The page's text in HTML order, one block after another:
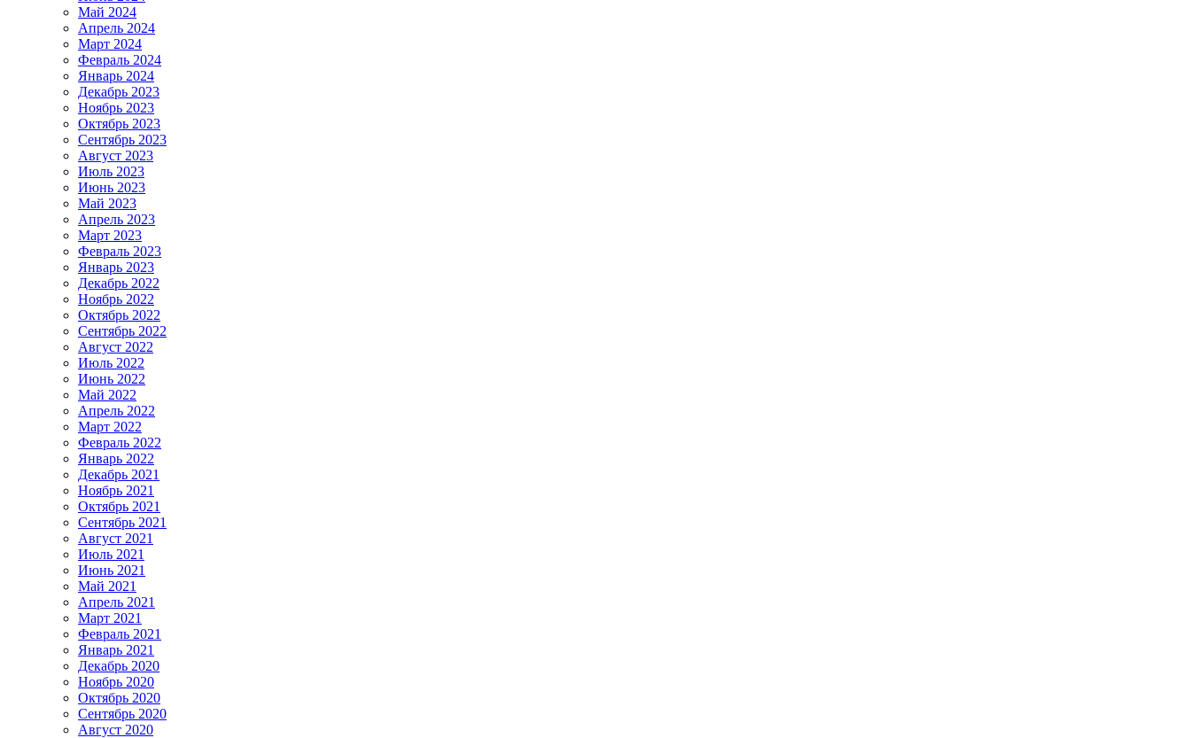
Май 2024
Апрель 2024
Март 2024
Февраль 2024
Январь 2024
Декабрь 2023
Ноябрь 2023
Октябрь 2023
Сентябрь 2023
Август 2023
Июль 2023
Июнь 2023
Май 2023
Апрель 2023
Март 2023
Февраль 2023
Январь 2023
Декабрь 2022
Ноябрь 2022
Октябрь 2022
Сентябрь 2022
Август 2022
Июль 2022
Июнь 2022
Май 2022
Апрель 2022
Март 2022
Февраль 2022
Январь 2022
Декабрь 2021
Ноябрь 2021
Октябрь 2021
Сентябрь 2021
Август 2021
Июль 2021
Июнь 2021
Май 2021
Апрель 2021
Март 2021
Февраль 2021
Январь 2021
Декабрь 2020
Ноябрь 2020
Октябрь 2020
Сентябрь 2020
Август 2020